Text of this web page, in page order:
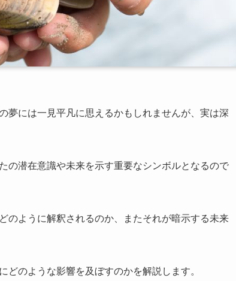
夢には一見平凡に思えるかもしれませんが、実は深
の潜在意識や未来を示す重要なシンボルとなるので
のように解釈されるのか、またそれが暗示する未来
のような影響を及ぼすのかを解説します。